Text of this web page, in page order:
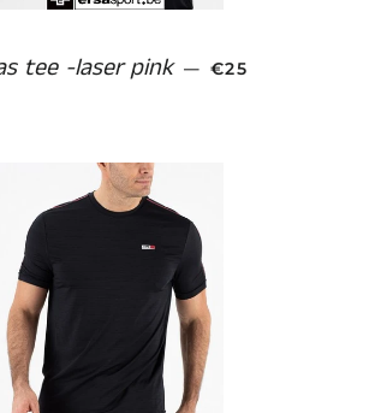
tee -laser pink — €25